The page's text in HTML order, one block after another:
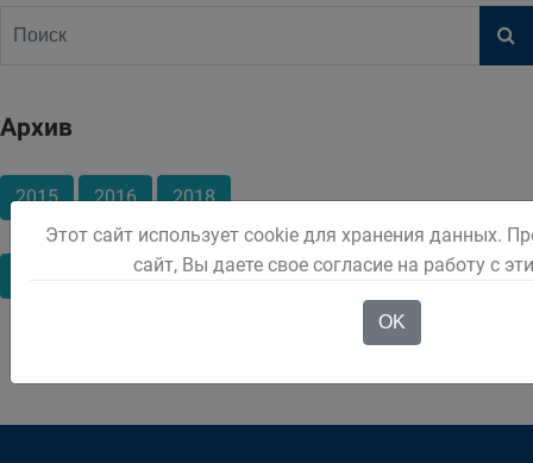
Архив
2015 2016 2018
Июль
Этот сайт использует cookie для хранения данных.
сайт, Вы даете свое согласие на работу с
OK